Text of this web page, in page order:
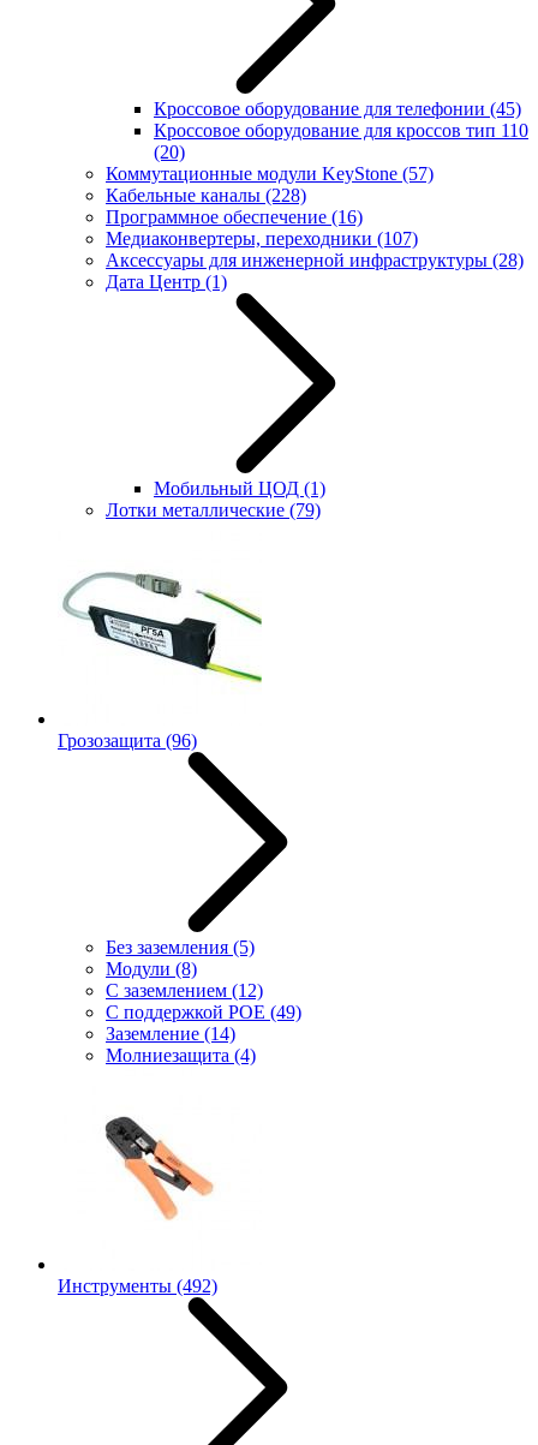
Кроссовое оборудование для телефонии (45)
Кроссовое оборудование для кроссов тип 110
(20)
Коммутационные модули KeyStone (57)
Кабельные каналы (228)
Программное обеспечение (16)
Медиаконвертеры, переходники (107)
Аксессуары для инженерной инфраструктуры (28)
Дата Центр (1)
Мобильный ЦОД (1)
Лотки металлические (79)
Грозозащита (96)
Без заземления (5)
Модули (8)
С заземлением (12)
С поддержкой POE (49)
Заземление (14)
Молниезащита (4)
Инструменты (492)